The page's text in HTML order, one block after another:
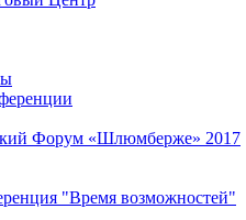
Форум «Шлюмберже» 2017
"Время возможностей"